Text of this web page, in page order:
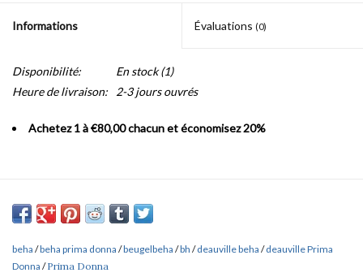
Informations Évaluations (0)
Disponibilité: En stock(1)
Heure de livraison: 2-3 jours ouvrés
Achetez 1 à €80,00 chacun et économisez 20%
beha /beha prima donna /beugelbeha /bh /deauville beha /deauville Prima
Donna /Prima Donna